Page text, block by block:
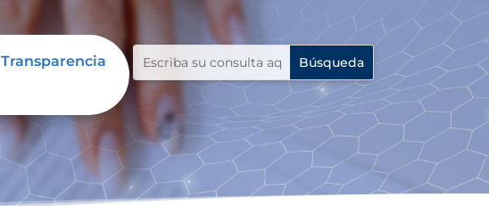
Transparencia